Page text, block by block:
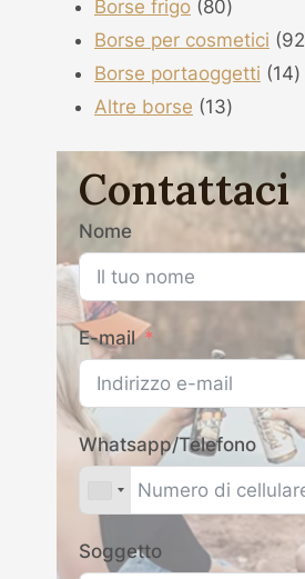
Borse frigo 8080
prodotti
Borse per cosmetici 92
Borse portaoggetti 1414
Altre borse 1313
Contattaci
Nome
E-mail
Whatsapp/Telefono
Soggetto